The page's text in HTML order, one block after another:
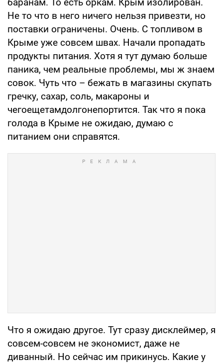
Не то что в него ничего нельзя привезти, но
поставки ограничены. Очень. С топливом в
Крыме уже совсем швах. Начали пропадать
продукты питания. Хотя я тут думаю больше
паника, чем реальные проблемы, мы ж знаем
совок. Чуть что – бежать в магазины скупать
гречку, сахар, соль, макароны и
чегоещетамдолгонепортится. Так что я пока
голода в Крыме не ожидаю, думаю с
питанием они справятся.
Что я ожидаю другое. Тут сразу дисклеймер, я
совсем-совсем не экономист, даже не
диванный. Но сейчас им прикинусь. Какие у